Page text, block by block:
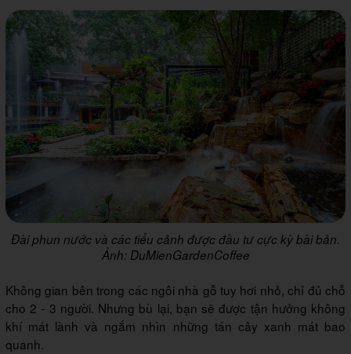
Đài phun nước và các tiểu cảnh được đầu tư cực kỳ bài bản.
Ảnh: DuMienGardenCoffee
Không gian bên trong các ngôi nhà gỗ tuy hơi nhỏ, chỉ đủ chỗ
cho 2 - 3 người. Nhưng bù lại, bạn sẽ được tận hưởng không
khí mát lành và ngắm nhìn những tán cây xanh mát bao
quanh.